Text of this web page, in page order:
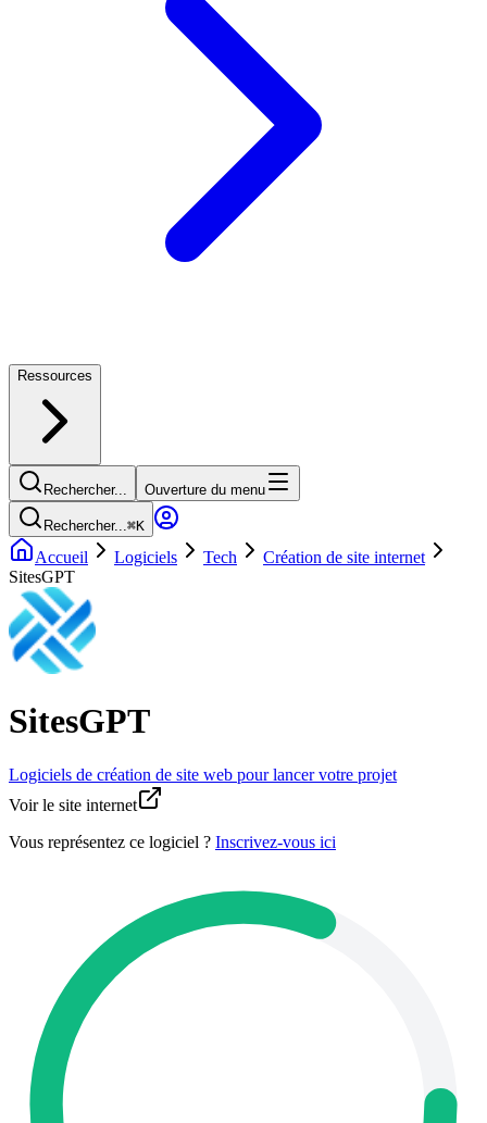
Ressources
Rechercher... Ouverture du menu
Rechercher...⌘K
Accueil Logiciels Tech
Création de site internet
SitesGPT
SitesGPT
Logiciels de création de site web pour lancer votre projet
Voir le site internet
Vous représentez ce logiciel ? Inscrivez-vous ici